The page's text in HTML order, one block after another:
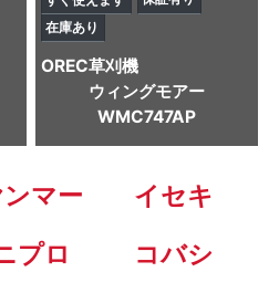
在庫あり
OREC草刈機
ウィングモアー
WMC747AP
マー
イセキ
プロ コバシ